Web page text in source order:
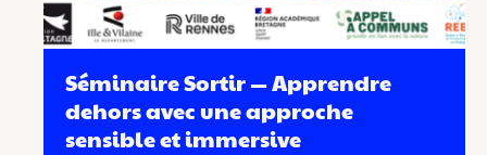
Séminaire Sortir — Apprendre
dehors avec une approche
sensible et immersive